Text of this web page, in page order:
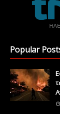
Popular